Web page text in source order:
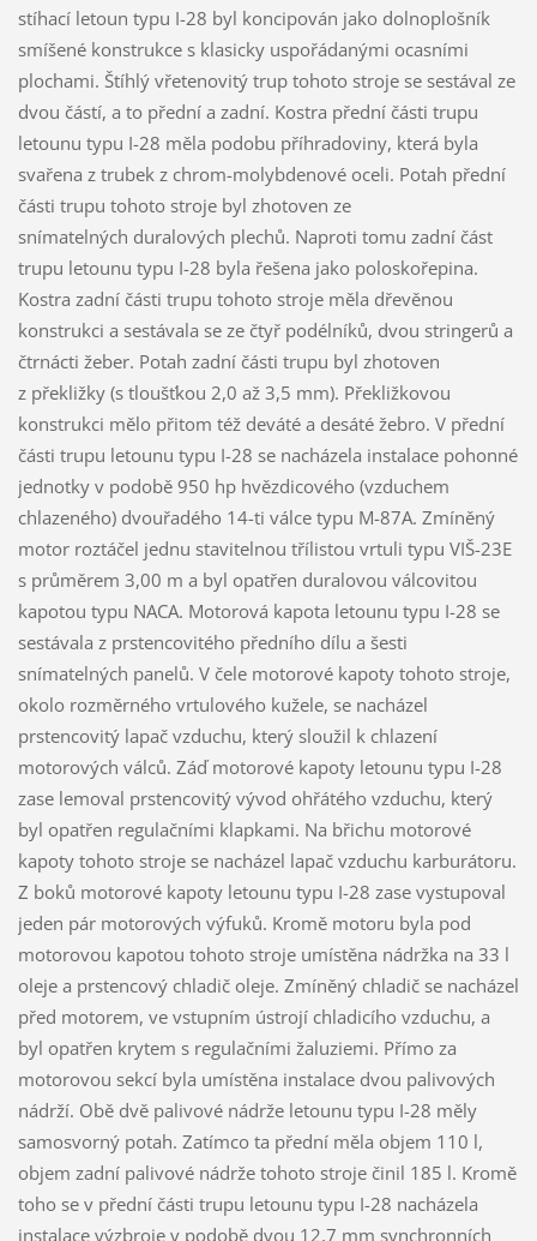
stíhací letoun typu I-28 byl koncipován jako dolnoplošník
smíšené konstrukce s klasicky uspořádanými ocasními
plochami. Štíhlý vřetenovitý trup tohoto stroje se sestával ze
dvou částí, a to přední a zadní. Kostra přední části trupu
letounu typu I-28 měla podobu příhradoviny, která byla
svařena z trubek z chrom-molybdenové oceli. Potah přední
části trupu tohoto stroje byl zhotoven ze
snímatelných duralových plechů. Naproti tomu zadní část
trupu letounu typu I-28 byla řešena jako poloskořepina.
Kostra zadní části trupu tohoto stroje měla dřevěnou
konstrukci a sestávala se ze čtyř podélníků, dvou stringerů a
čtrnácti žeber. Potah zadní části trupu byl zhotoven
z překližky (s tloušťkou 2,0 až 3,5 mm). Překližkovou
konstrukci mělo přitom též deváté a desáté žebro. V přední
části trupu letounu typu I-28 se nacházela instalace pohonné
jednotky v podobě 950 hp hvězdicového (vzduchem
chlazeného) dvouřadého 14-ti válce typu M-87A. Zmíněný
motor roztáčel jednu stavitelnou třílistou vrtuli typu VIŠ-23E
s průměrem 3,00 m a byl opatřen duralovou válcovitou
kapotou typu NACA. Motorová kapota letounu typu I-28 se
sestávala z prstencovitého předního dílu a šesti
snímatelných panelů. V čele motorové kapoty tohoto stroje,
okolo rozměrného vrtulového kužele, se nacházel
prstencovitý lapač vzduchu, který sloužil k chlazení
motorových válců. Záď motorové kapoty letounu typu I-28
zase lemoval prstencovitý vývod ohřátého vzduchu, který
byl opatřen regulačními klapkami. Na břichu motorové
kapoty tohoto stroje se nacházel lapač vzduchu karburátoru.
Z boků motorové kapoty letounu typu I-28 zase vystupoval
jeden pár motorových výfuků. Kromě motoru byla pod
motorovou kapotou tohoto stroje umístěna nádržka na 33 l
oleje a prstencový chladič oleje. Zmíněný chladič se nacházel
před motorem, ve vstupním ústrojí chladicího vzduchu, a
byl opatřen krytem s regulačními žaluziemi. Přímo za
motorovou sekcí byla umístěna instalace dvou palivových
nádrží. Obě dvě palivové nádrže letounu typu I-28 měly
samosvorný potah. Zatímco ta přední měla objem 110 l,
objem zadní palivové nádrže tohoto stroje činil 185 l. Kromě
toho se v přední části trupu letounu typu I-28 nacházela
instalace výzbroje v podobě dvou 12,7 mm synchronních